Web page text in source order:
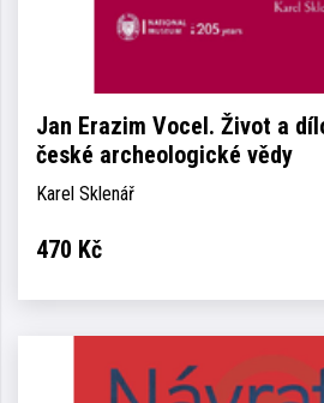
Jan Erazim Vocel. Život a
české archeologické vědy
Karel Sklenář
470 Kč